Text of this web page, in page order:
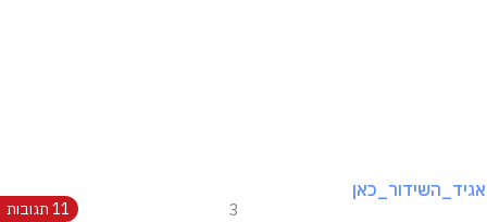
3 11 תגובות